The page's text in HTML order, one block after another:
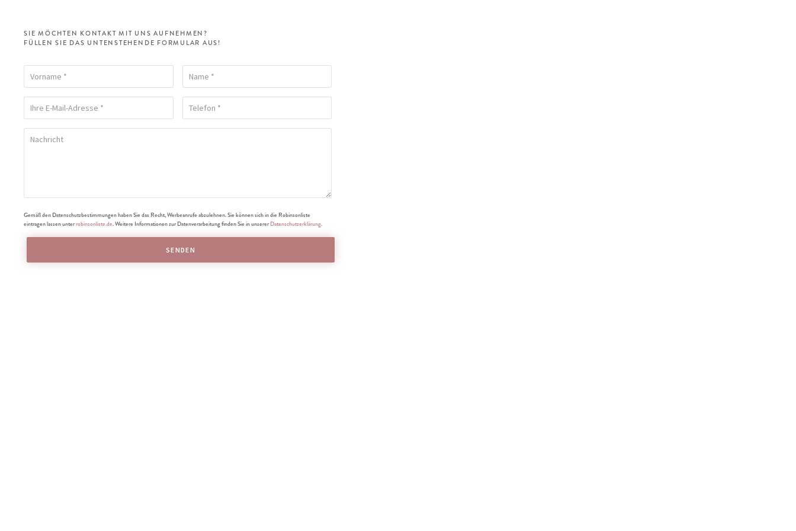
SIE MÖCHTEN KONTAKT MIT UNS AUFNEHMEN?
FÜLLEN SIE DAS UNTENSTEHENDE FORMULAR AUS!
Gemäß den Datenschutzbestimmungen haben Sie das Recht, Werbeanrufe abzulehnen. Sie können sich in die Robinsonliste
eintragen lassen unterrobinsonliste.de. Weitere Informationen zur Datenverarbeitung finden Sie in unsererDatenschutzerklärung.